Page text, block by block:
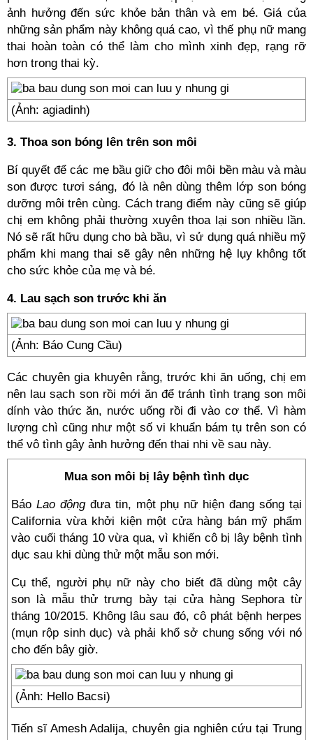
ảnh hưởng đến sức khỏe bản thân và em bé. Giá của
những sản phẩm này không quá cao, vì thế phụ nữ mang
thai hoàn toàn có thể làm cho mình xinh đẹp, rạng rỡ
hơn trong thai kỳ.
(Ảnh: agiadinh)
3. Thoa son bóng lên trên son môi
Bí quyết để các mẹ bầu giữ cho đôi môi bền màu và màu
son được tươi sáng, đó là nên dùng thêm lớp son bóng
dưỡng môi trên cùng. Cách trang điểm này cũng sẽ giúp
chị em không phải thường xuyên thoa lại son nhiều lần.
Nó sẽ rất hữu dụng cho bà bầu, vì sử dụng quá nhiều mỹ
phẩm khi mang thai sẽ gây nên những hệ lụy không tốt
cho sức khỏe của mẹ và bé.
4. Lau sạch son trước khi ăn
(Ảnh: Báo Cung Cầu)
Các chuyên gia khuyên rằng, trước khi ăn uống, chị em
nên lau sạch son rồi mới ăn để tránh tình trạng son môi
dính vào thức ăn, nước uống rồi đi vào cơ thể. Vì hàm
lượng chì cũng như một số vi khuẩn bám tụ trên son có
thể vô tình gây ảnh hưởng đến thai nhi về sau này.
Mua son môi bị lây bệnh tình dục
Báo Lao độngđưa tin, một phụ nữ hiện đang sống tại
California vừa khởi kiện một cửa hàng bán mỹ phẩm
vào cuối tháng 10 vừa qua, vì khiến cô bị lây bệnh tình
dục sau khi dùng thử một mẫu son mới.
Cụ thể, người phụ nữ này cho biết đã dùng một cây
son là mẫu thử trưng bày tại cửa hàng Sephora từ
tháng 10/2015. Không lâu sau đó, cô phát bệnh herpes
(mụn rộp sinh dục) và phải khổ sở chung sống với nó
cho đến bây giờ.
(Ảnh: Hello Bacsi)
Tiến sĩ Amesh Adalija, chuyên gia nghiên cứu tại Trung